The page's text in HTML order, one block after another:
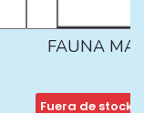
FAUNA
Fuera de stock